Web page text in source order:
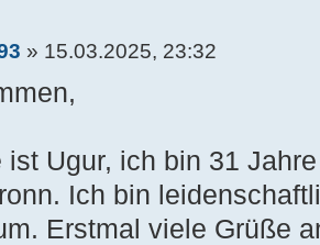
» 15.03.2025, 23:32
ist Ugur, ich bin 31
Ich bin
Erstmal viele Grüße